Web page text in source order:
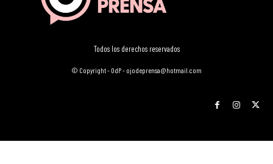
Todos los derechos reservados
© Copyright - OdP - ojodeprensa@hotmail.com